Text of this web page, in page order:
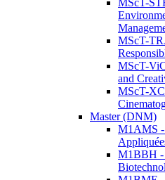
MScT-
MScT-
MScT-
and
MScT-
Master (DNM)
M1AMS -
M1BBH